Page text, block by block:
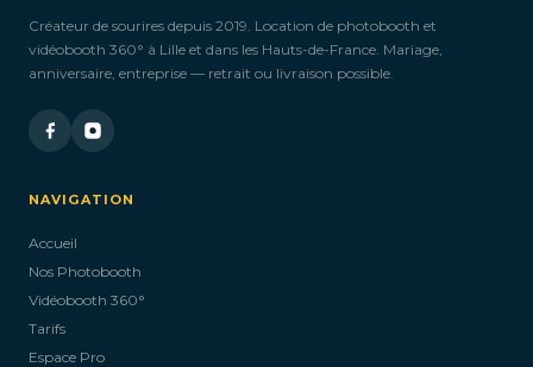
Créateur de sourires depuis 2019. Location de photobooth et
vidéobooth 360° à Lille et dans les Hauts-de-France. Mariage,
anniversaire, entreprise — retrait ou livraison possible.
NAVIGATION
Accueil
Nos Photobooth
Vidéobooth 360°
Tarifs
Espace Pro